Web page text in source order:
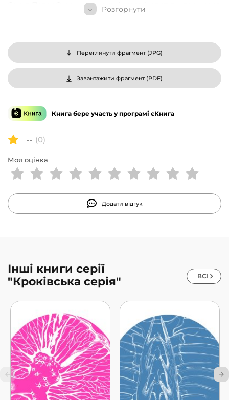
Санкт-Петербурзького механічного інституту, працював
конструктором-машинобудівником у Львові та в
2001 року. У 1998—2002 рр. працював у Кракові. Це
знайшло свій «відбиток» у кількох книгах, зокрема у
книжці «Краківські сезони камеральні».
Розгорнути
Переглянути фрагмент (JPG)
Завантажити фрагмент (PDF)
Книга бере участь у програмі єКнига
-- (0)
Моя оцінка
Додати відгук
Інші книги серії
"Кроківська серія"
ВСІ